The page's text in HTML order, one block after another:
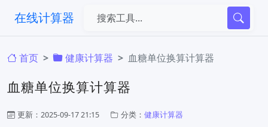
在线计算器
首页 健康计算器 血糖单位换算计算器
血糖单位换算计算器
更新：2025-09-17 21:15 分类： 健康计算器